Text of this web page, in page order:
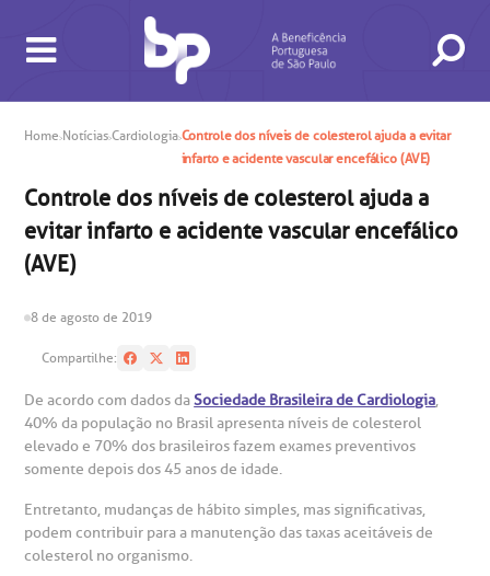
CONSULTAS E EXAMES
de consultas e exames
in antecipado
SAC
A BP conta com você para melhorar sempre a qualidade do
atendimento e dos serviços prestados.
A Ouvidoria e SAC são canais para você, cliente da BP, tirar
relacionados ao nosso atendimento e aos nossos serviços.
Horário de atendimento: 2ª a 6ª feira das 7h às 18h
CONHEÇA AS UNIDADES
e Pesquisa
do médico
Financeiras
de atendimento
de Infarto SUS
de Oncologia e Hematologia
Home NotíciasCardiologiaControle dos níveis de colesterol ajuda a evitar
infarto e acidente vascular encefálico (AVE)
Controle dos níveis de colesterol ajuda a
evitar infarto e acidente vascular encefálico
(AVE)
8 de agosto de 2019
Compartilhe:
De acordo com dados da Sociedade Brasileira de Cardiologia,
40% da população no Brasil apresenta níveis de colesterol
elevado e 70% dos brasileiros fazem exames preventivos
somente depois dos 45 anos de idade.
Entretanto, mudanças de hábito simples, mas significativas,
podem contribuir para a manutenção das taxas aceitáveis de
colesterol no organismo.